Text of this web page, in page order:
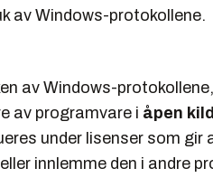
av Windows-protokollene.
av Windows-
av programvare i åpen
under lisenser som gir
innlemme den i andre